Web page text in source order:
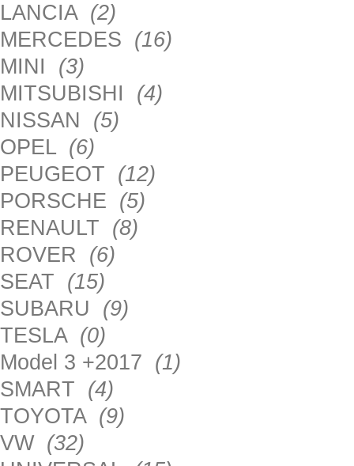
LANCIA (2)
MERCEDES (16)
MINI (3)
MITSUBISHI (4)
NISSAN (5)
OPEL (6)
PEUGEOT (12)
PORSCHE (5)
RENAULT (8)
ROVER (6)
SEAT (15)
SUBARU (9)
TESLA (0)
Model 3 +2017 (1)
SMART (4)
TOYOTA (9)
VW (32)